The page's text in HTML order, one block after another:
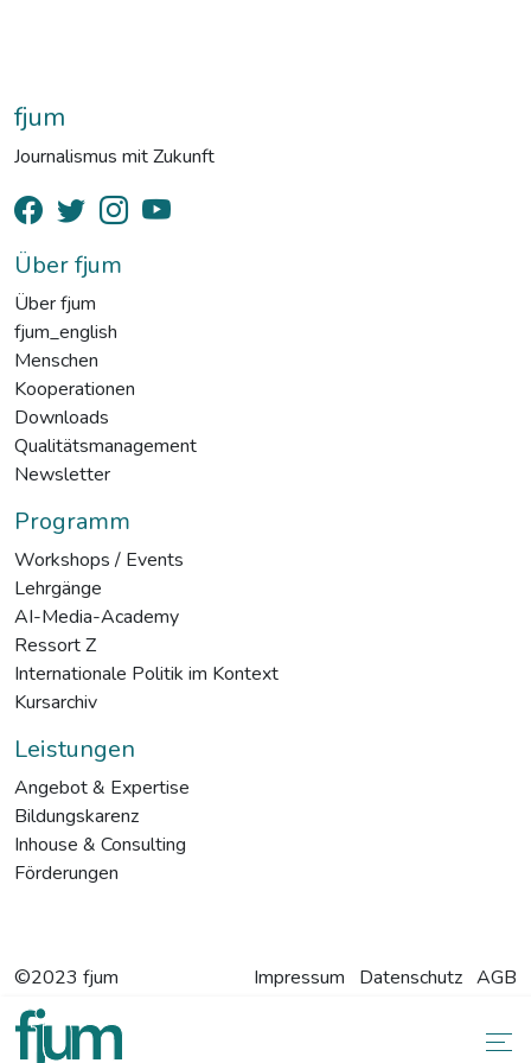
fjum
Journalismus mit Zukunft
Über fjum
Über fjum
fjum_english
Menschen
Kooperationen
Downloads
Qualitätsmanagement
Newsletter
Programm
Workshops / Events
Lehrgänge
AI-Media-Academy
Ressort Z
Internationale Politik im Kontext
Kursarchiv
Leistungen
Angebot & Expertise
Bildungskarenz
Inhouse & Consulting
Förderungen
Impressum Datenschutz AGB
©2023 fjum